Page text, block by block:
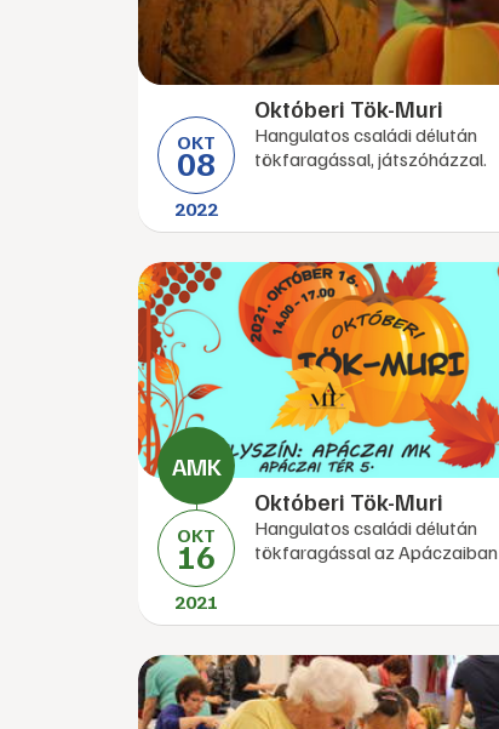
OKT
08
2022
Októberi Tök-Muri
Hangulatos családi délután
tökfaragással, játszóházzal.
OKT
16
2021
Októberi Tök-Muri
Hangulatos családi délután
tökfaragással az Apáczaiban